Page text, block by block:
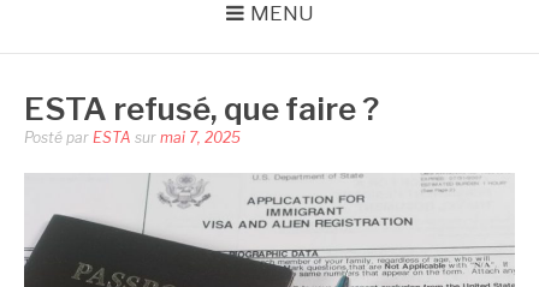
MENU
ESTA refusé, que faire ?
Posté par ESTA sur mai 7, 2025